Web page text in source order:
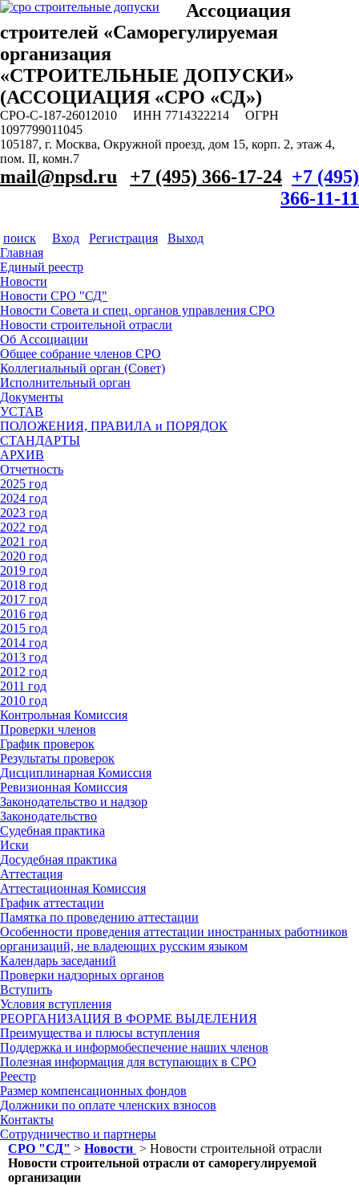
Ассоциация
строителей «Саморегулируемая
организация
«СТРОИТЕЛЬНЫЕ ДОПУСКИ»
(АССОЦИАЦИЯ «СРО «СД»)
СРО-С-187-26012010 ИНН 7714322214 ОГРН
1097799011045
105187, г. Москва, Окружной проезд, дом 15, корп. 2, этаж 4,
пом. II, комн.7
mail@npsd.ru +7 (495) 366-17-24 +7 (495)
366-11-11
поиск Вход Регистрация
Выход
Главная
Единый реестр
Новости
Новости СРО "СД"
Новости Совета и спец. органов управления СРО
Новости строительной отрасли
Об Ассоциации
Общее собрание членов СРО
Коллегиальный орган (Совет)
Исполнительный орган
Документы
УСТАВ
ПОЛОЖЕНИЯ, ПРАВИЛА и ПОРЯДОК
СТАНДАРТЫ
АРХИВ
Отчетность
2025 год
2024 год
2023 год
2022 год
2021 год
2020 год
2019 год
2018 год
2017 год
2016 год
2015 год
2014 год
2013 год
2012 год
2011 год
2010 год
Контрольная Комиссия
Проверки членов
График проверок
Результаты проверок
Дисциплинарная Комиссия
Ревизионная Комиссия
Законодательство и надзор
Законодательство
Судебная практика
Иски
Досудебная практика
Аттестация
Аттестационная Комиссия
График аттестации
Памятка по проведению аттестации
Особенности проведения аттестации иностранных работников
организаций, не владеющих русским языком
Календарь заседаний
Проверки надзорных органов
Вступить
Условия вступления
РЕОРГАНИЗАЦИЯ В ФОРМЕ ВЫДЕЛЕНИЯ
Преимущества и плюсы вступления
Поддержка и информобеспечение наших членов
Полезная информация для вступающих в СРО
Реестр
Размер компенсационных фондов
Должники по оплате членских взносов
Контакты
Сотрудничество и партнеры
СРО "СД" > Новости > Новости строительной отрасли
Новости строительной отрасли от саморегулируемой
организации